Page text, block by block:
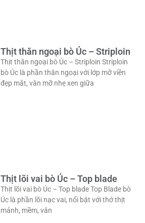
Thịt thăn ngoại bò Úc – Striploin
Thịt thăn ngoại bò Úc – Striploin Striploin
bò Úc là phần thăn ngoại với lớp mỡ viền
đẹp mắt, vân mỡ nhẹ xen giữa
Thịt lõi vai bò Úc – Top blade
Thịt lõi vai bò Úc – Top blade Top Blade bò
Úc là phần lõi nạc vai, nổi bật với thớ thịt
mảnh, mềm, vân